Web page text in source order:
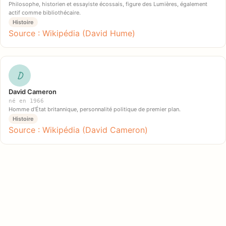
Philosophe, historien et essayiste écossais, figure des Lumières, également
actif comme bibliothécaire.
Histoire
Source : Wikipédia (David Hume)
D
David Cameron
né en 1966
Homme d'État britannique, personnalité politique de premier plan.
Histoire
Source : Wikipédia (David Cameron)